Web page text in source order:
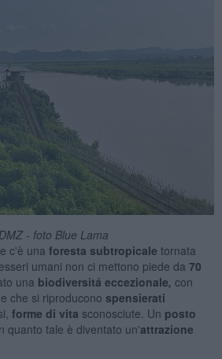
- foto Blue Lama
c'è una foresta subtropicale tornata
umani non ci mettono piede da 70
una biodiversitá eccezionale, con
che si riproducono spensierati
forme di vita sconosciute. Un posto
quanto tale è diventato un'attrazione